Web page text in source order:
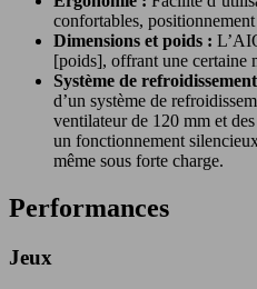
confortables,
Dimensions et poids :
[poids], offrant une certaine
Système de
d’un système de
ventilateur de 120 mm et
un fonctionnement
même sous forte charge.
Performances
Jeux